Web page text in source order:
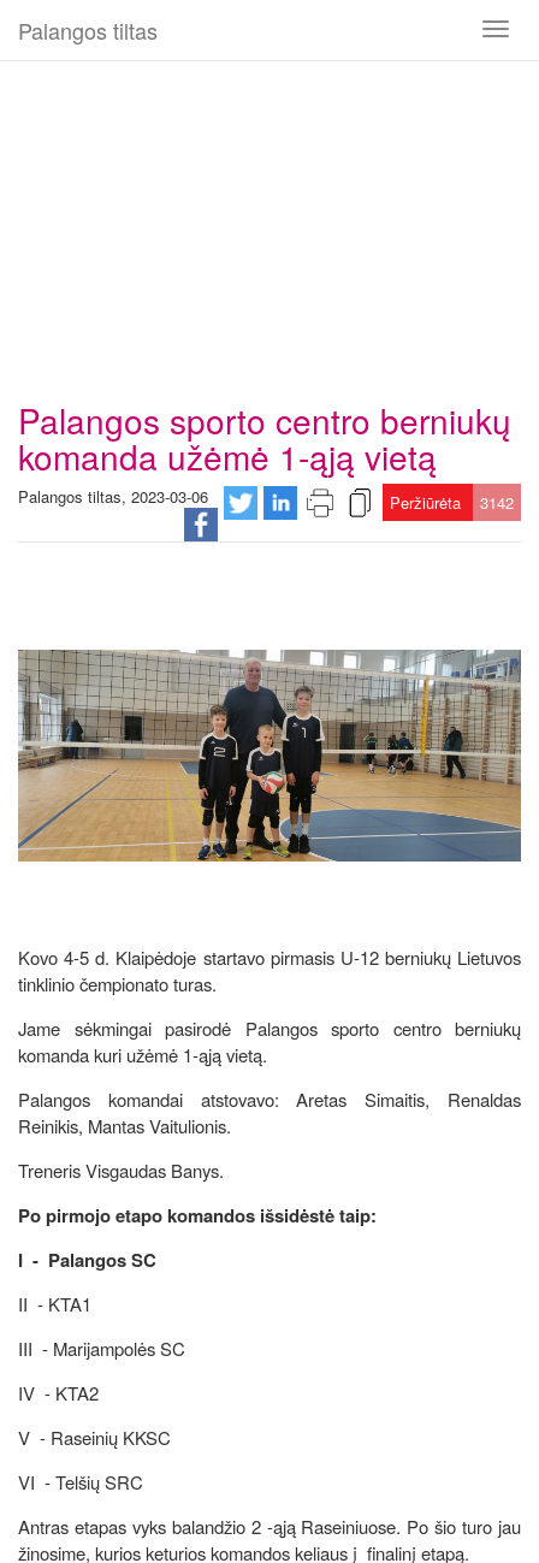
Toggle
Palangos tiltas
Palangos sporto centro berniukų
komanda užėmė 1-ąją vietą
Palangos tiltas, 2023-03-06 Peržiūrėta 3142
Kovo 4-5 d. Klaipėdoje startavo pirmasis U-12 berniukų Lietuvos
tinklinio čempionato turas.
Jame sėkmingai pasirodė Palangos sporto centro berniukų
komanda kuri užėmė 1-ąją vietą.
Palangos komandai atstovavo: Aretas Simaitis, Renaldas
Reinikis, Mantas Vaitulionis.
Treneris Visgaudas Banys.
Po pirmojo etapo komandos išsidėstė taip:
I - Palangos SC
II - KTA1
III - Marijampolės SC
IV - KTA2
V - Raseinių KKSC
VI - Telšių SRC
Antras etapas vyks balandžio 2 -ąją Raseiniuose. Po šio turo jau
žinosime, kurios keturios komandos keliaus į finalinį etapą.